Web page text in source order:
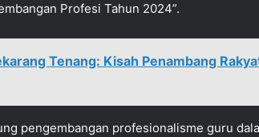
Profesi Tahun 2024”.
Tenang: Kisah Penambang
pengembangan profesionalisme guru